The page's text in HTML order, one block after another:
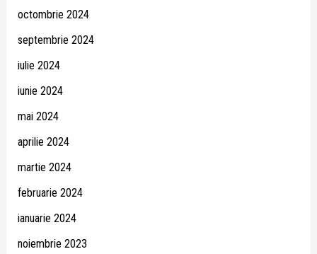
octombrie 2024
septembrie 2024
iulie 2024
iunie 2024
mai 2024
aprilie 2024
martie 2024
februarie 2024
ianuarie 2024
noiembrie 2023